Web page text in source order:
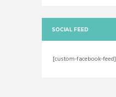
SOCIAL FEED
[custom-facebook-feed]